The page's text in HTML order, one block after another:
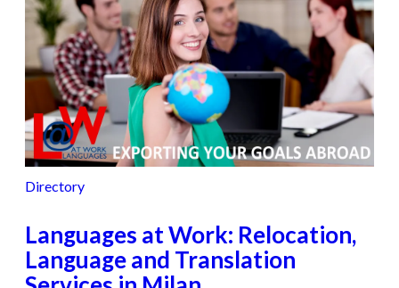
Directory
Languages at Work: Relocation,
Language and Translation